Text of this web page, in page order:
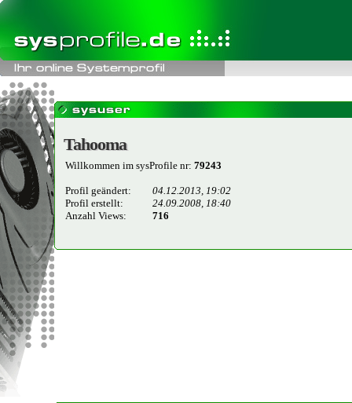
Tahooma
Tahooma
Willkommen im sysProfile nr: 79243
Profil geändert:
04.12.2013, 19:02
Profil erstellt:
24.09.2008, 18:40
Anzahl Views:
716